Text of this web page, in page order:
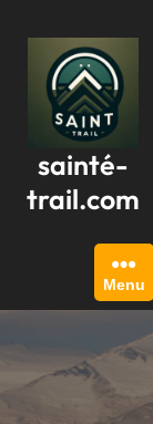
contenu
sainté-
trail.com
Menu